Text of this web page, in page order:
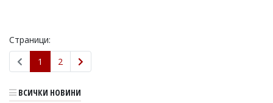
Страници:
1
2
ВСИЧКИ НОВИНИ